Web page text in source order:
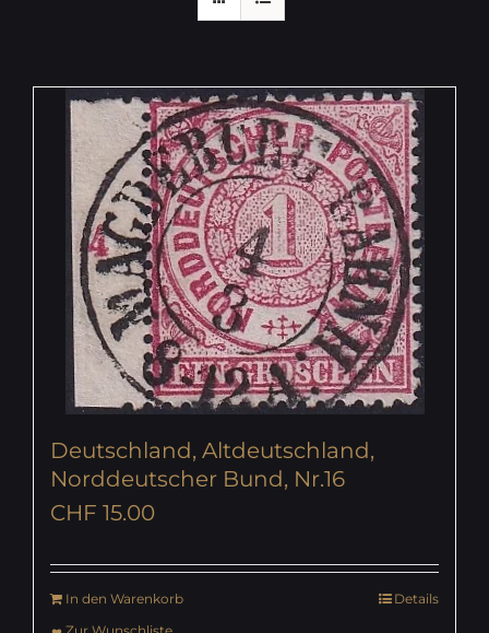
Deutschland, Altdeutschland,
Norddeutscher Bund, Nr.16
CHF 15.00
In den Warenkorb
Details